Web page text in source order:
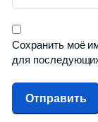
Сохранить моё
для